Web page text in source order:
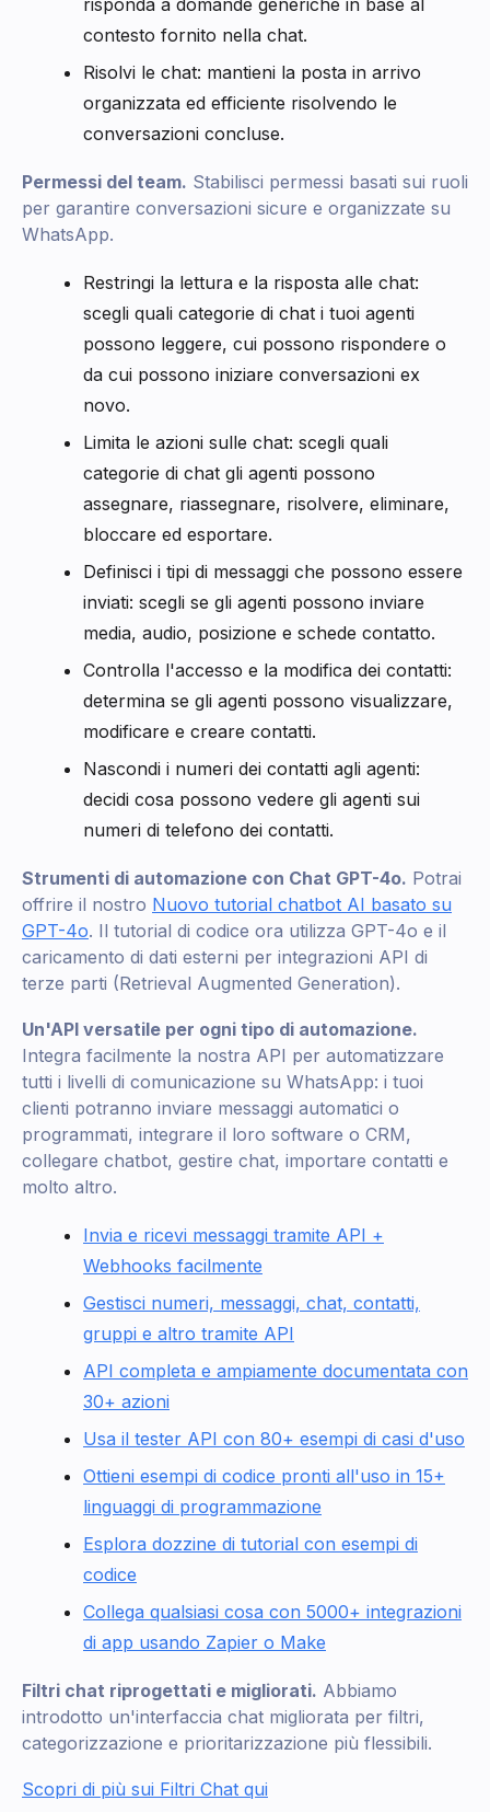
risponda a domande generiche in base al
contesto fornito nella chat.
Risolvi le chat: mantieni la posta in arrivo
organizzata ed efficiente risolvendo le
conversazioni concluse.
Permessi del team. Stabilisci permessi basati sui ruoli
per garantire conversazioni sicure e organizzate su
WhatsApp.
Restringi la lettura e la risposta alle chat:
scegli quali categorie di chat i tuoi agenti
possono leggere, cui possono rispondere o
da cui possono iniziare conversazioni ex
novo.
Limita le azioni sulle chat: scegli quali
categorie di chat gli agenti possono
assegnare, riassegnare, risolvere, eliminare,
bloccare ed esportare.
Definisci i tipi di messaggi che possono essere
inviati: scegli se gli agenti possono inviare
media, audio, posizione e schede contatto.
Controlla l'accesso e la modifica dei contatti:
determina se gli agenti possono visualizzare,
modificare e creare contatti.
Nascondi i numeri dei contatti agli agenti:
decidi cosa possono vedere gli agenti sui
numeri di telefono dei contatti.
Strumenti di automazione con Chat GPT-4o. Potrai
offrire il nostro Nuovo tutorial chatbot AI basato su
GPT-4o. Il tutorial di codice ora utilizza GPT-4o e il
caricamento di dati esterni per integrazioni API di
terze parti (Retrieval Augmented Generation).
Un'API versatile per ogni tipo di automazione.
Integra facilmente la nostra API per automatizzare
tutti i livelli di comunicazione su WhatsApp: i tuoi
clienti potranno inviare messaggi automatici o
programmati, integrare il loro software o CRM,
collegare chatbot, gestire chat, importare contatti e
molto altro.
Invia e ricevi messaggi tramite API +
Webhooks facilmente
Gestisci numeri, messaggi, chat, contatti,
gruppi e altro tramite API
API completa e ampiamente documentata con
30+ azioni
Usa il tester API con 80+ esempi di casi d'uso
Ottieni esempi di codice pronti all'uso in 15+
linguaggi di programmazione
Esplora dozzine di tutorial con esempi di
codice
Collega qualsiasi cosa con 5000+ integrazioni
di app usando Zapier o Make
Filtri chat riprogettati e migliorati. Abbiamo
introdotto un'interfaccia chat migliorata per filtri,
categorizzazione e prioritarizzazione più flessibili.
Scopri di più sui Filtri Chat qui